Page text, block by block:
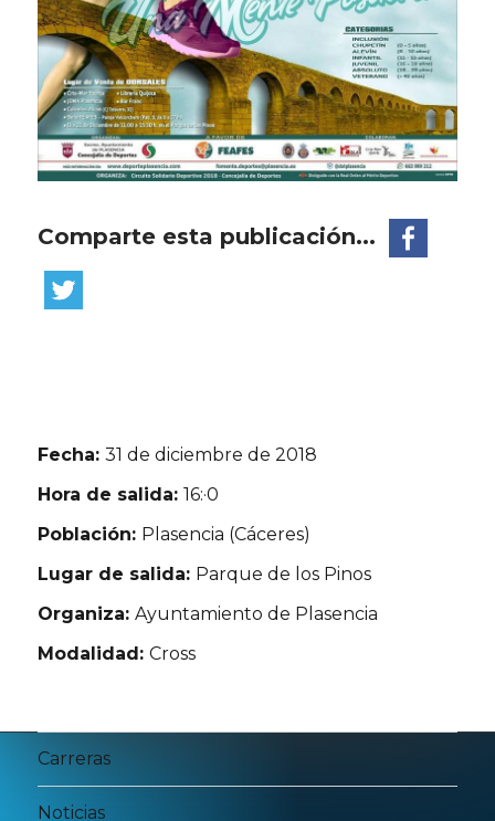
Comparte esta publicación...
Fecha:31 de diciembre de 2018
Hora de salida:16:·0
Población: Plasencia (Cáceres)
Lugar de salida: Parque de los Pinos
Organiza:Ayuntamiento de Plasencia
Modalidad:Cross
Carreras
Noticias